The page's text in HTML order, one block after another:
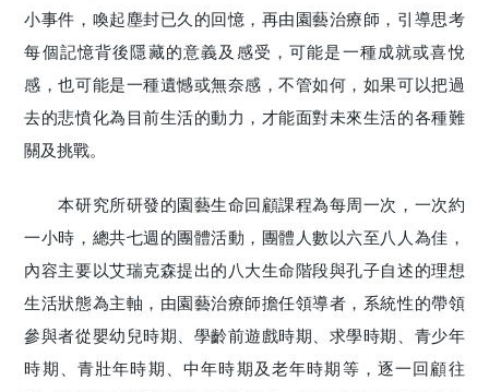
小事件，喚起塵封已久的回憶，再由園藝治療師，引導思考
每個記憶背後隱藏的意義及感受，可能是一種成就或喜悅
感，也可能是一種遺憾或無奈感，不管如何，如果可以把過
去的悲憤化為目前生活的動力，才能面對未來生活的各種難
關及挑戰。
本研究所研發的園藝生命回顧課程為每周一次，一次約
一小時，總共七週的團體活動，團體人數以六至八人為佳，
內容主要以艾瑞克森提出的八大生命階段與孔子自述的理想
生活狀態為主軸，由園藝治療師擔任領導者，系統性的帶領
參與者從嬰幼兒時期、學齡前遊戲時期、求學時期、青少年
時期、青壯年時期、中年時期及老年時期等，逐一回顧往